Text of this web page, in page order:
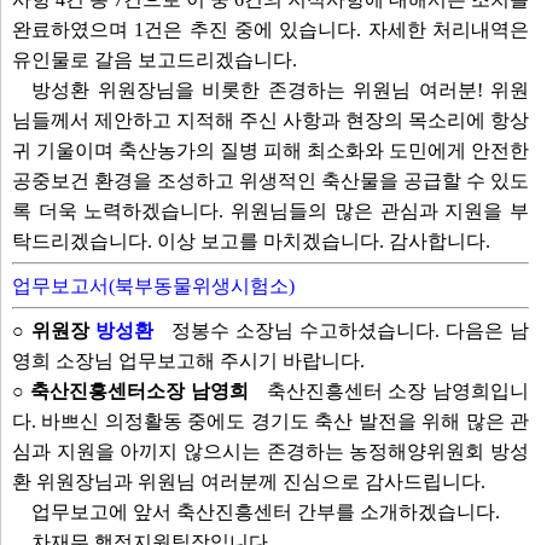
완료하였으며 1건은 추진 중에 있습니다. 자세한 처리내역은
유인물로 갈음 보고드리겠습니다.
방성환 위원장님을 비롯한 존경하는 위원님 여러분! 위원
님들께서 제안하고 지적해 주신 사항과 현장의 목소리에 항상
귀 기울이며 축산농가의 질병 피해 최소화와 도민에게 안전한
공중보건 환경을 조성하고 위생적인 축산물을 공급할 수 있도
록 더욱 노력하겠습니다. 위원님들의 많은 관심과 지원을 부
탁드리겠습니다. 이상 보고를 마치겠습니다. 감사합니다.
업무보고서(북부동물위생시험소)
○ 위원장 방성환
정봉수 소장님 수고하셨습니다. 다음은 남
영희 소장님 업무보고해 주시기 바랍니다.
○ 축산진흥센터소장 남영희
축산진흥센터 소장 남영희입니
다. 바쁘신 의정활동 중에도 경기도 축산 발전을 위해 많은 관
심과 지원을 아끼지 않으시는 존경하는 농정해양위원회 방성
환 위원장님과 위원님 여러분께 진심으로 감사드립니다.
업무보고에 앞서 축산진흥센터 간부를 소개하겠습니다.